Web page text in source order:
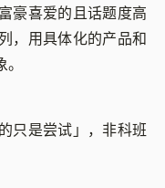
豪喜爱的且话题度高
，用具体化的产品和
只是尝试」，非科班